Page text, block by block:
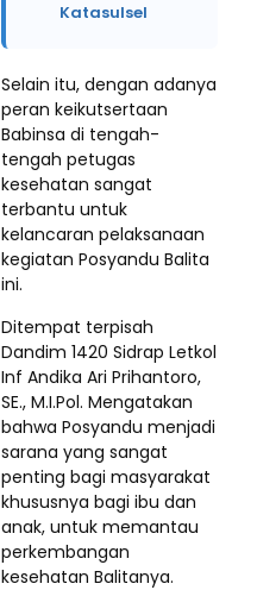
Katasulsel
Selain itu, dengan adanya
peran keikutsertaan
Babinsa di tengah-
tengah petugas
kesehatan sangat
terbantu untuk
kelancaran pelaksanaan
kegiatan Posyandu Balita
ini.
Ditempat terpisah
Dandim 1420 Sidrap Letkol
Inf Andika Ari Prihantoro,
SE., M.I.Pol. Mengatakan
bahwa Posyandu menjadi
sarana yang sangat
penting bagi masyarakat
khususnya bagi ibu dan
anak, untuk memantau
perkembangan
kesehatan Balitanya.